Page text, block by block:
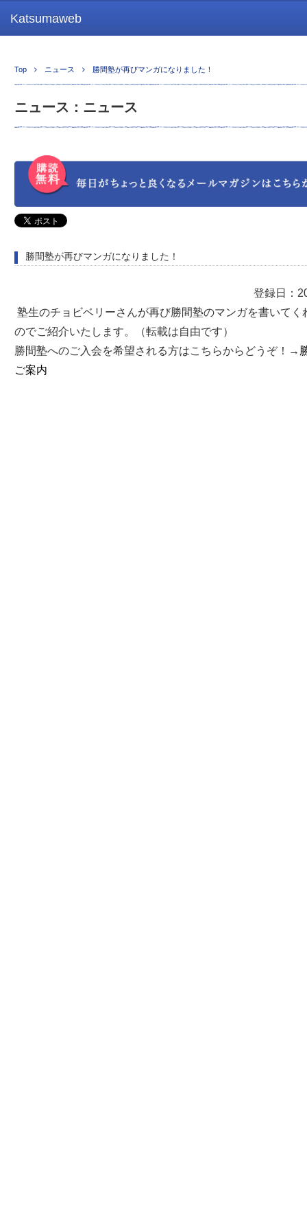
Katsumaweb
Top ニュース 勝間塾が再びマンガになりました！
ニュース：ニュース
勝間塾が再びマンガになりました！
登録日：
塾生のチョビベリーさんが再び勝間塾のマンガを書いてく
のでご紹介いたします。（転載は自由です）
勝間塾へのご入会を希望される方はこちらからどうぞ！→
ご案内